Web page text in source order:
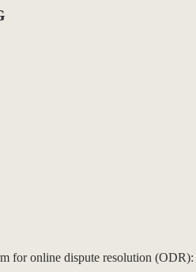
for online dispute resolution (ODR):